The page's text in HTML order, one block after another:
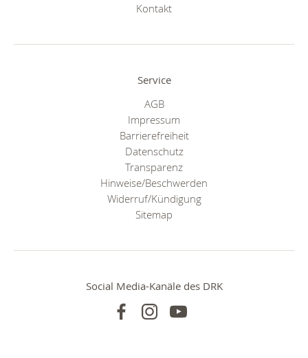
Kontakt
Service
AGB
Impressum
Barrierefreiheit
Datenschutz
Transparenz
Hinweise/Beschwerden
Widerruf/Kündigung
Sitemap
Social Media-Kanäle des DRK